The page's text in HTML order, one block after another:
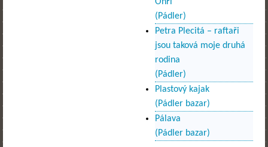
(Pádler)
Petra Plecitá – raftaři
jsou taková moje druhá
rodina
(Pádler)
Plastový kajak
(Pádler bazar)
Pálava
(Pádler bazar)